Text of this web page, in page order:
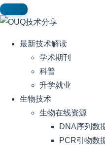
最新技术解读
学术期刊
科普
升学就业
生物技术
生物在线资源
DNA序列数
PCR引物数